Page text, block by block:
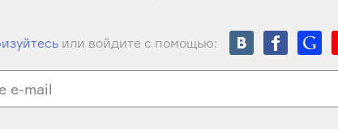
или войдите с помощью: